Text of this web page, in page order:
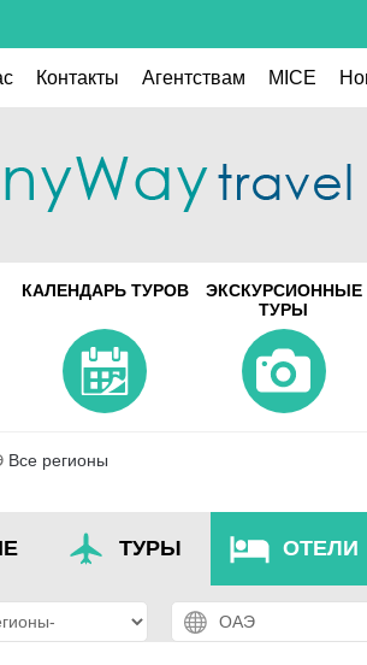
Контакты Aгентствам MICE
КАЛЕНДАРЬ ТУРОВ
ЭКСКУРСИОННЫЕ
ТУРЫ
Все регионы
ТУРЫ ОТЕЛИ